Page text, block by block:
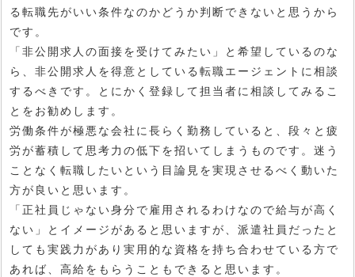
る転職先がいい条件なのかどうか判断できないと思うから
です。
「非公開求人の面接を受けてみたい」と希望しているのな
ら、非公開求人を得意としている転職エージェントに相談
するべきです。とにかく登録して担当者に相談してみるこ
とをお勧めします。
労働条件が極悪な会社に長らく勤務していると、段々と疲
労が蓄積して思考力の低下を招いてしまうものです。迷う
ことなく転職したいという目論見を実現させるべく動いた
方が良いと思います。
「正社員じゃない身分で雇用されるわけなので給与が高く
ない」とイメージがあると思いますが、派遣社員だったと
しても実践力があり実用的な資格を持ち合わせている方で
あれば、高給をもらうこともできると思います。